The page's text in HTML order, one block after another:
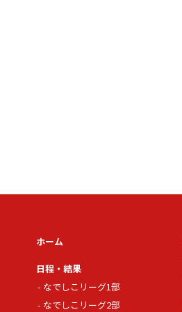
ホーム
日程・結果
なでしこリーグ1部
なでしこリーグ2部